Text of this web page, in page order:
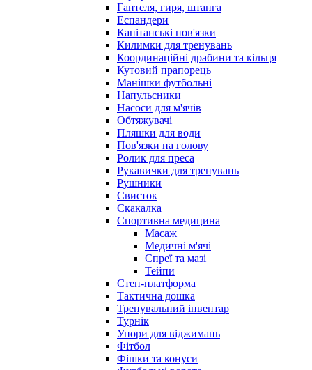
Гантеля, гиря, штанга
Еспандери
Капітанські пов'язки
Килимки для тренувань
Координаційні драбини та кільця
Кутовий прапорець
Манішки футбольні
Напульсники
Насоси для м'ячів
Обтяжувачі
Пляшки для води
Пов'язки на голову
Ролик для преса
Рукавички для тренувань
Рушники
Свисток
Скакалка
Спортивна медицина
Масаж
Медичні м'ячі
Спреї та мазі
Тейпи
Степ-платформа
Тактична дошка
Тренувальний інвентар
Турнік
Упори для віджимань
Фітбол
Фішки та конуси